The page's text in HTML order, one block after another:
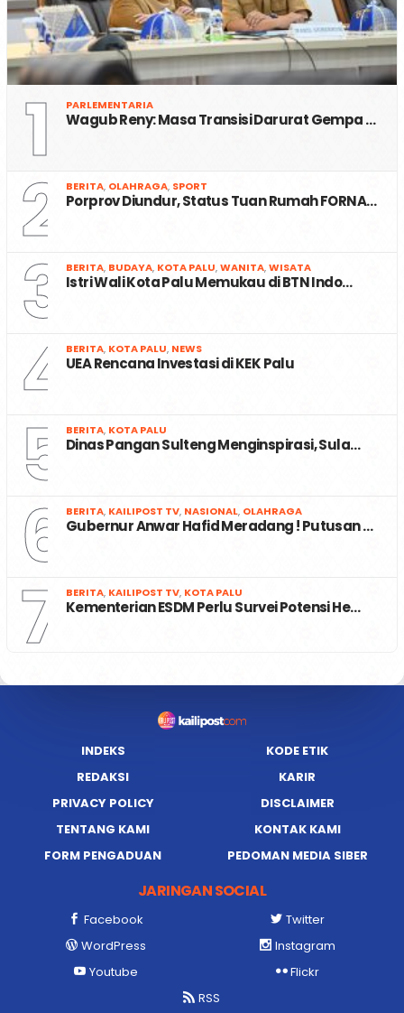
1 PARLEMENTARIA
Wagub Reny: Masa Transisi Darurat Gempa …
2 BERITA, OLAHRAGA, SPORT
Porprov Diundur, Status Tuan Rumah FORNA…
3 BERITA, BUDAYA, KOTA PALU,WANITA,WISATA
Istri Wali Kota Palu Memukau di BTN Indo…
4 BERITA, KOTA PALU, NEWS
UEA Rencana Investasi di KEK Palu
5 BERITA, KOTA PALU
Dinas Pangan Sulteng Menginspirasi, Sula…
6 BERITA, KAILIPOST TV, NASIONAL, OLAHRAGA
Gubernur Anwar Hafid Meradang ! Putusan …
7 BERITA, KAILIPOST TV, KOTA PALU
Kementerian ESDM Perlu Survei Potensi He…
INDEKS
KODE ETIK
REDAKSI
KARIR
PRIVACY POLICY
DISCLAIMER
TENTANG KAMI
KONTAK KAMI
FORM PENGADUAN
PEDOMAN MEDIA SIBER
JARINGAN SOCIAL
Facebook
Twitter
WordPress
Instagram
Youtube
Flickr
RSS